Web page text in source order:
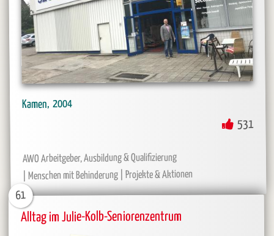
Kamen 2004
531
AWO Arbeitgeber, Ausbildung & Qualifizierung
Menschen mit Behinderung Projekte & Aktionen
Alltag im Julie-Kolb-Seniorenzentrum
61